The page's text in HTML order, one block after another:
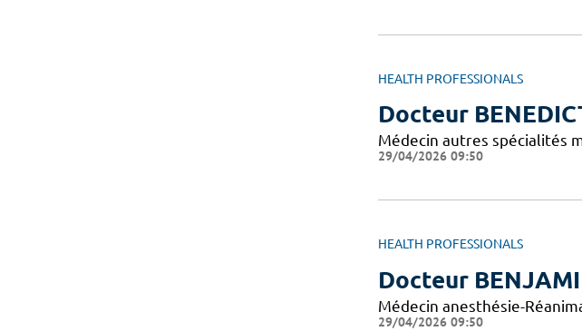
HEALTH PROFESSIONALS
Docteur
Médecin autres spécialités
29/04/2026 09:50
HEALTH PROFESSIONALS
Docteur
Médecin anesthésie-
29/04/2026 09:50